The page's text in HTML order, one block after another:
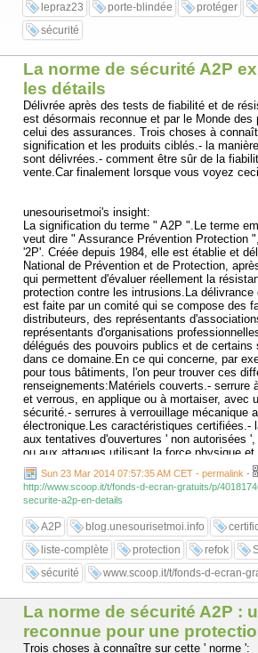
lepraz23
porte-blindée protéger
sécurité
La norme de sécurité A2P
les détails
Délivrée après des tests de fiabilité et de
est désormais reconnue et par le Monde des
celui des assurances. Trois choses à
signification et les produits ciblés.- la
sont délivrées.- comment être sûr de la
vente.Car finalement lorsque vous voyez
unesourisetmoi's insight:
La signification du terme " A2P ".Le terme
veut dire " Assurance Prévention Protection
'2P'. Créée depuis 1984, elle est établie et
National de Prévention et de Protection,
qui permettent d'évaluer réellement la
protection contre les intrusions.La
est faite par un comité qui se compose des
distributeurs, des représentants
représentants d'organisations
délégués des pouvoirs publics et de certains
dans ce domaine.En ce qui concerne, par
pour tous bâtiments, l'on peur trouver ces
renseignements:Matériels couverts.- serrure
et verrous, en applique ou à mortaiser, avec
sécurité.- serrures à verrouillage mécanique
électronique.Les caractéristiques certifiées.-
aux tentatives d'ouvertures ' non autorisées
ou aux attaques utilisant la force physique
de la serrure à résister à des tentatives
http://www.cnpp.com/)
See it on Scoop.it, via fonds d'écran gratuits
...
Sun 23 Mar 2014 07:57:35 AM CET - permalink -
http://www.scoop.it/t/fonds-d-ecran-gratuits/p/
securite-a2p-en-details
A2P blog.unesourisetmoi.info
liste-complète
protection refok
sécurité
www.scoop.it/t/fonds-d-ecran-
La norme de sécurité A2P :
reconnue pour une
Trois choses à connaître sur cette ' norme ':